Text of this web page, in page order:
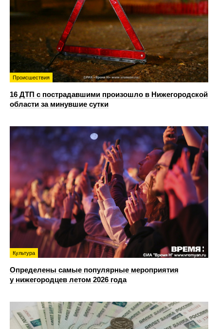
Происшествия
16 ДТП с пострадавшими произошло в Нижегородской
области за минувшие сутки
Культура
Определены самые популярные мероприятия
у нижегородцев летом 2026 года